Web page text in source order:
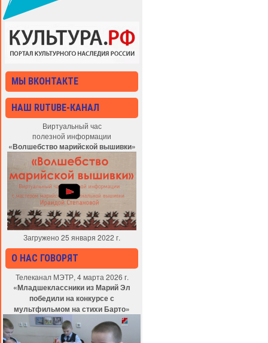
МЫ ВКОНТАКТЕ
НАШ RUTUBE-КАНАЛ
Виртуальный час
полезной информации
«Волшебство марийской вышивки»
Загружено 25 января 2022 г.
О НАС ГОВОРЯТ
Телеканал МЭТР, 4 марта 2026 г.
«Младшеклассники из Марий Эл
победили на конкурсе с
мультфильмом на стихи Барто»